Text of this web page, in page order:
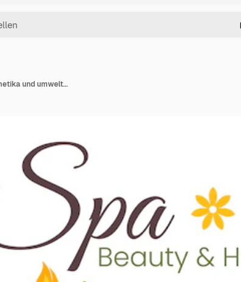
Illustration von Spa Beauty and Health mit natürlichen Kosmetika und umweltfreundlichen Produkten für problematische Haut- oder Gesichtsbehandlungen bei Frauen